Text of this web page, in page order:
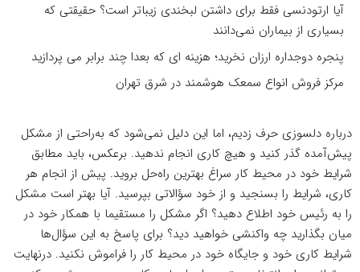
آیا ارتودنسی فقط برای داشتن لبخندی زیباتر است؟ حقیقتی که
بسیاری از بیماران نمی‌دانند
پنجره دوجداره ارزان نخرید؛ هزینه ای که بعدا چند برابر می پردازید
مرکز فروش انواع سمعک هوشمند در شرق تهران
درباره دلسوزی حرف زدیم، اما این دلیل نمی‌شود که به‌راحتی از مشکل
پیش‌آمده گذر کنید و هیچ کاری انجام ندهید. برعکس، باید مطابق
شرایط خود در محیط کار سراغ بهترین راه‌حل بروید. پیش از انجام هر
کاری، شرایط را بسنجید و از خود سؤالاتی بپرسید. آیا بهتر است مشکل
را به رئیس خود اطلاع دهید؟ اگر مشکل را مستقیما با همکار خود در
میان بگذارید چه واکنشی خواهید دید؟ برای پاسخ به این سؤال‌ها
شرایط کاری خود و جایگاه خود در محیط کار را فراموش نکنید. درنهایت